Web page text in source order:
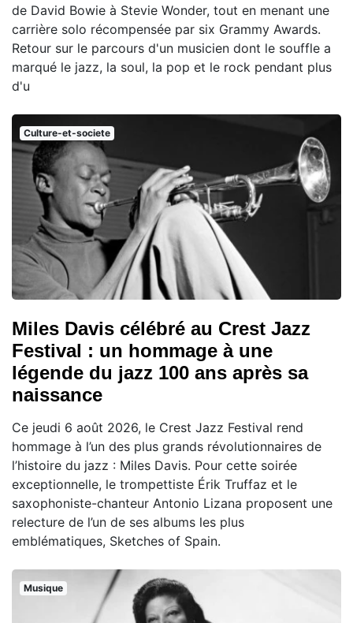
de David Bowie à Stevie Wonder, tout en menant une
carrière solo récompensée par six Grammy Awards.
Retour sur le parcours d'un musicien dont le souffle a
marqué le jazz, la soul, la pop et le rock pendant plus
d'u
Culture-et-societe
Miles Davis célébré au Crest Jazz
Festival : un hommage à une
légende du jazz 100 ans après sa
naissance
Ce jeudi 6 août 2026, le Crest Jazz Festival rend
hommage à l’un des plus grands révolutionnaires de
l’histoire du jazz : Miles Davis. Pour cette soirée
exceptionnelle, le trompettiste Érik Truffaz et le
saxophoniste-chanteur Antonio Lizana proposent une
relecture de l’un de ses albums les plus
emblématiques, Sketches of Spain.
Musique